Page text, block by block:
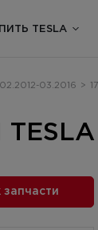
TESLA
03.2016 >